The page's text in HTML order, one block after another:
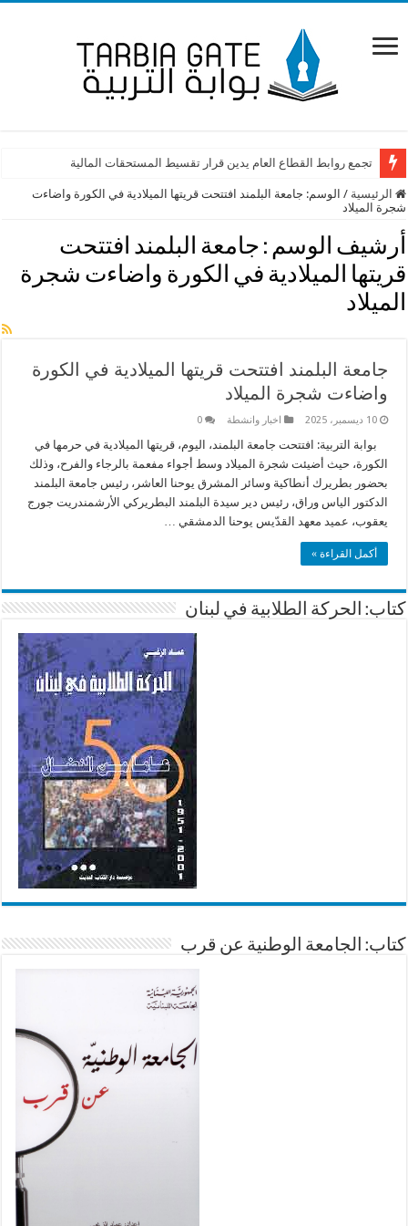
تجمع روابط القطاع العام يدين قرار تقسيط المستحقات المالية
الرئيسية / الوسم: جامعة البلمند افتتحت قريتها الميلادية في الكورة واضاءت
شجرة الميلاد
أرشيف الوسم : جامعة البلمند افتتحت
قريتها الميلادية في الكورة واضاءت شجرة
الميلاد
جامعة البلمند افتتحت قريتها الميلادية في الكورة
واضاءت شجرة الميلاد
10 ديسمبر، 2025 اخبار وانشطة 0
بوابة التربية: افتتحت جامعة البلمند، اليوم، قريتها الميلادية في حرمها في
الكورة، حيث أضيئت شجرة الميلاد وسط أجواء مفعمة بالرجاء والفرح، وذلك
بحضور بطريرك أنطاكية وسائر المشرق يوحنا العاشر، رئيس جامعة البلمند
الدكتور الياس وراق، رئيس دير سيدة البلمند البطريركي الأرشمندريت جورج
يعقوب، عميد معهد القدّيس يوحنا الدمشقي …
أكمل القراءة »
كتاب: الحركة الطلابية في لبنان
كتاب: الجامعة الوطنية عن قرب